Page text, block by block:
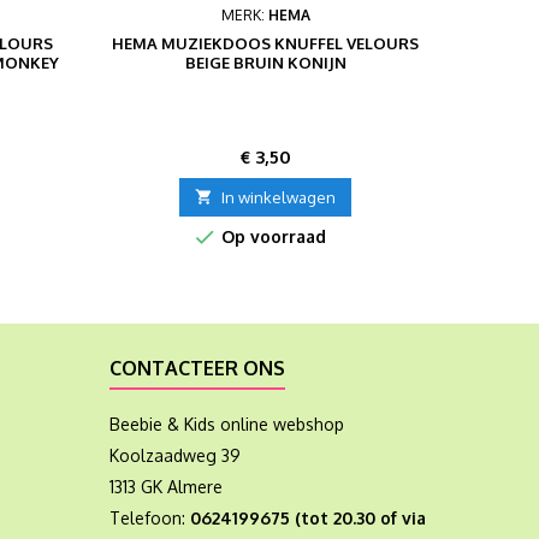
MERK: HEMA
HEMA MUZIEKDOOS KNUFFEL VELOURS
BEIGE BRUIN KONIJN
Prijs
€ 3,50
 In winkelwagen
 Op voorraad
CONTACTEER ONS
Beebie & Kids online webshop
Koolzaadweg 39
1313 GK Almere
Telefoon: 0624199675 (tot 20.30 of via